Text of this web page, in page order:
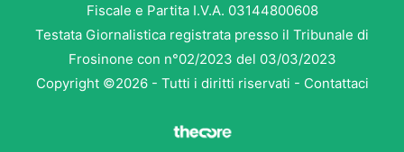
Fiscale e Partita I.V.A. 03144800608
Testata Giornalistica registrata presso il Tribunale di
Frosinone con n°02/2023 del 03/03/2023
Copyright ©2026 - Tutti i diritti riservati - Contattaci